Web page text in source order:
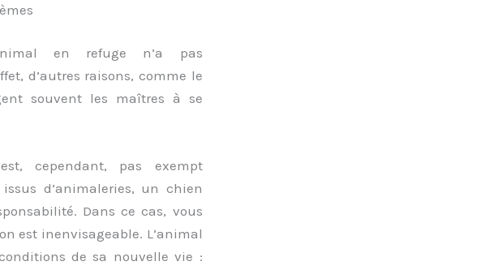
en refuge n’a pas
d’autres raisons, comme le
souvent les maîtres à se
cependant, pas exempt
d’animaleries, un chien
Dans ce cas, vous
est inenvisageable. L’animal
de sa nouvelle vie :